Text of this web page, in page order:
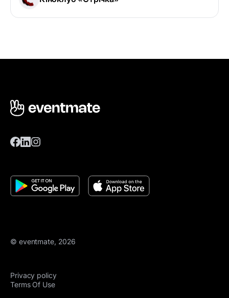
© eventmate, 2026
Privacy policy
Terms Of Use